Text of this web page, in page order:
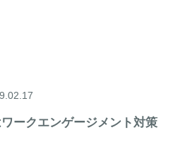
ークエンゲージメント対策